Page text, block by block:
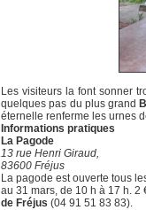
Les visiteurs la font sonner
quelques pas du plus grand
éternelle renferme les urnes
Informations pratiques
La Pagode
13 rue Henri Giraud,
83600 Fréjus
La pagode est ouverte tous
au 31 mars, de 10 h à 17 h.
de Fréjus (04 91 51 83 83).